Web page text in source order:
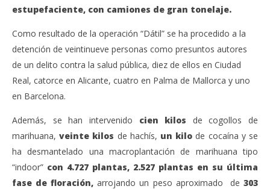
estupefaciente, con camiones de gran tonelaje.
Como resultado de la operación “Dátil” se ha procedido a la
detención de veintinueve personas como presuntos autores
de un delito contra la salud pública, diez de ellos en Ciudad
Real, catorce en Alicante, cuatro en Palma de Mallorca y uno
en Barcelona.
Además, se han intervenido cien kilos de cogollos de
marihuana,veinte kilos de hachís, un kilo de cocaína y se
ha desmantelado una macroplantación de marihuana tipo
“indoor” con 4.727 plantas, 2.527 plantas en su última
fase de floración, arrojando un peso aproximado de303